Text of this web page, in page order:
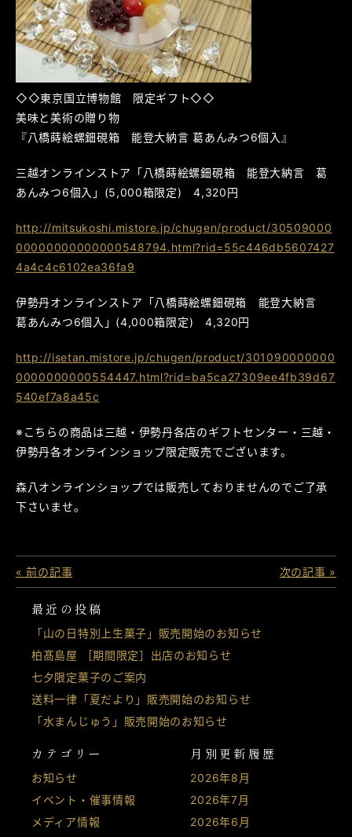
最近の投稿
「山の日特別上生菓子」販売開始のお知らせ
柏髙島屋 ［期間限定］出店のお知らせ
七夕限定菓子のご案内
送料一律「夏だより」販売開始のお知らせ
「水まんじゅう」販売開始のお知らせ
カテゴリー
お知らせ
イベント・催事情報
メディア情報
月別更新履歴
2026年8月
2026年7月
2026年6月
◇◇東京国立博物館 限定ギフト◇◇
美味と美術の贈り物
『八橋蒔絵螺鈿硯箱 能登大納言 葛あんみつ6個入』
三越オンラインストア「八橋蒔絵螺鈿硯箱 能登大納言 葛
あんみつ6個入」(5,000箱限定) 4,320円
http://mitsukoshi.mistore.jp/chugen/product/30509000
00000000000000548794.html?rid=55c446db5607427
4a4c4c6102ea36fa9
伊勢丹オンラインストア「八橋蒔絵螺鈿硯箱 能登大納言
葛あんみつ6個入」(4,000箱限定) 4,320円
http://isetan.mistore.jp/chugen/product/301090000000
0000000000554447.html?rid=ba5ca27309ee4fb39d67
540ef7a8a45c
※こちらの商品は三越・伊勢丹各店のギフトセンター・三越・
伊勢丹各オンラインショップ限定販売でございます。
森八オンラインショップでは販売しておりませんのでご了承
下さいませ。
« 前の記事 次の記事 »